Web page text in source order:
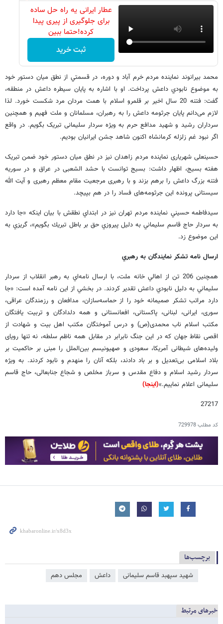
عطار ایرانی یه راه حل ساده
برای جلوگیری از پیری پیدا
کرده!حتما ببین
ثبت خرید
محمد بيرانوند نماينده مردم خرم آباد و دوره، در قسمتي از نطق ميان دستور خود
به موضوع نابودي داعش پرداخت. او با اشاره به پایان سیطره داعش در منطقه،
گفت: فتنه 20 سال اخیر بر قلمرو اسلام با همت مردان مرد شکست خورد. لذا
لازم می‌دانم پایان جرثومه داعش را به رهبران، مسلمانان و ملت فهیم و همچنین
سرداران رشید و شهید مدافع حرم به ویژه سردار سلیمانی تبریک بگویم. در واقع
اگر نبود غم زلزله کرمانشاه اکنون شاهد جشن ایرانیان بودیم.
حسینعلی شهریاری نماينده مردم زاهدان نيز در نطق میان دستور خود ضمن تبریک
هفته بسیج، اظهار داشت: بسیج توانست با حشد الشعبی در عراق و در سوریه
فتنه بزرگ داعش را برهم بزند و با رهبری مرجعیت مقام معظم رهبری و آیت الله
سیستانی پرونده این جرثومه‌های فساد را در هم بپیچد.
سيدفاطمه حسيني نماينده مردم تهران نيز در ابتداي نطقش با بيان اينكه «جا دارد
به سردار حاج قاسم سليماني به دليل پيروزي حق بر باطل تبريك بگويم»، گريزي به
اين موضوع زد.
ارسال نامه تشكر نمايندگان به رهبري
همچنين 206 تن از اهالي خانه ملت، با ارسال نامه‌اي به رهبر انقلاب از سردار
سليماني به دليل نابودي داعش تقدير كردند. در بخشي از اين نامه آمده است: «جا
دارد مراتب تشکر صمیمانه خود را از حماسه‌سازان، مدافعان و رزمندگان عراقی،
سوری، ایرانی، لبنانی، پاکستانی، افعانستانی و همه دلدادگان و تربیت یافتگان
مکتب اسلام ناب محمدی(ص) و درس آموختگان مکتب اهل بیت و شهادت از
اقصی نقاط جهان که در این جنگ نابرابر در مقابل همه ناظم سلطه، نه تنها رویای
ولیده‌های شیطانی آمریکا، سعودی و صهیونیسم بین‌الملل را مبنی بر حاکمیت بر
بلاد اسلامی بی‌تعدیل و بر باد دادند، بلکه آنان را منهدم و نابود کردند. به ویژه
سردار رشید اسلام و دفاع مقدس و سرباز مخلص و شجاع جنابعالی، حاج قاسم
سلیمانی اعلام نماییم.»(اينجا)
27217
کد مطلب729978
برچسب‌ها
شهید سپهبد قاسم سلیمانی داعش مجلس دهم
خبرهای مرتبط